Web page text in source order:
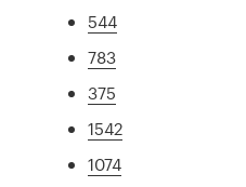
544
783
375
1542
1074